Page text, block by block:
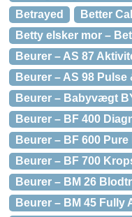
Betrayed
Better
Betty elsker mor –
Beurer – AS 87
Beurer – AS 98
Beurer – Babyvægt
Beurer – BF 400
Beurer – BF 600
Beurer – BF 700
Beurer – BM 26
Beurer – BM 45 Fully